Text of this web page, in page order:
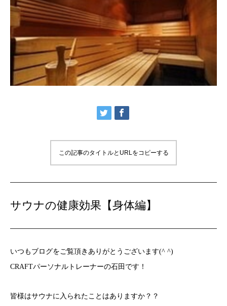
この記事のタイトルとURLをコピーする
サウナの健康効果【身体編】
いつもブログをご覧頂きありがとうございます(^ ^)
CRAFTパーソナルトレーナーの石田です！
皆様はサウナに入られたことはありますか？？